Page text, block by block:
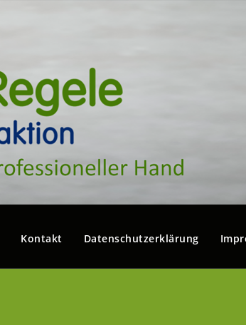
Kontakt Datenschutzerklärung